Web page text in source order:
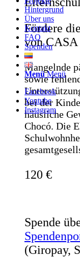
Hintergrund
Über uns
Kontakt
FAQ
Spenden
Menü Menü
Facebook
Youtube
Instagram
Fördere
von
Mangelnde
sowie
bei der
häusliche
Chocó. Die
120 €
Spende
(Giropay,